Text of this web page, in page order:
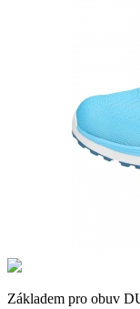
Základem pro obuv